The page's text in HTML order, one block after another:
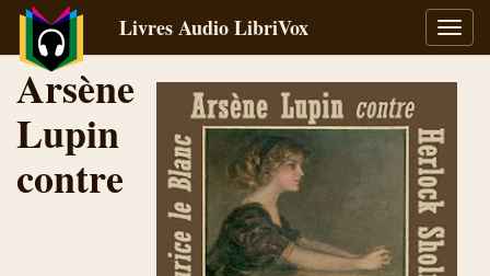
la
Livres Audio LibriVox
Arsène
Lupin
contre